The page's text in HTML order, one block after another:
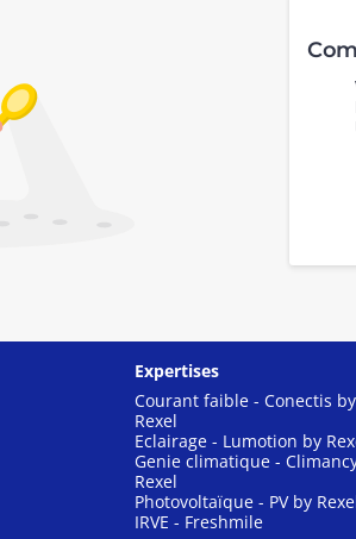
Expertises
Courant faible - Conectis by
Rexel
Eclairage - Lumotion by
Genie climatique -
Rexel
Photovoltaïque - PV by
IRVE - Freshmile